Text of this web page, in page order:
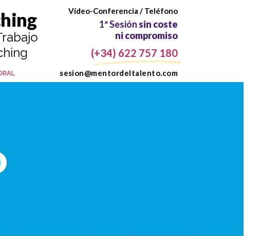
Coach Psicóloga
Vídeo-Conferencia / Teléfono
1ª Sesiónsin coste
ni compromiso
(+34) 622 757 180
sesion@mentordeltalento.com